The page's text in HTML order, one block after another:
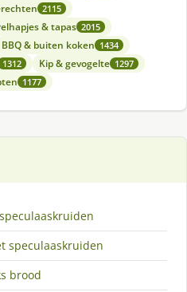
2115
& tapas 2015
BBQ & buiten koken 1434
1312 Kip & gevogelte 1297
1177
speculaaskruiden
brood